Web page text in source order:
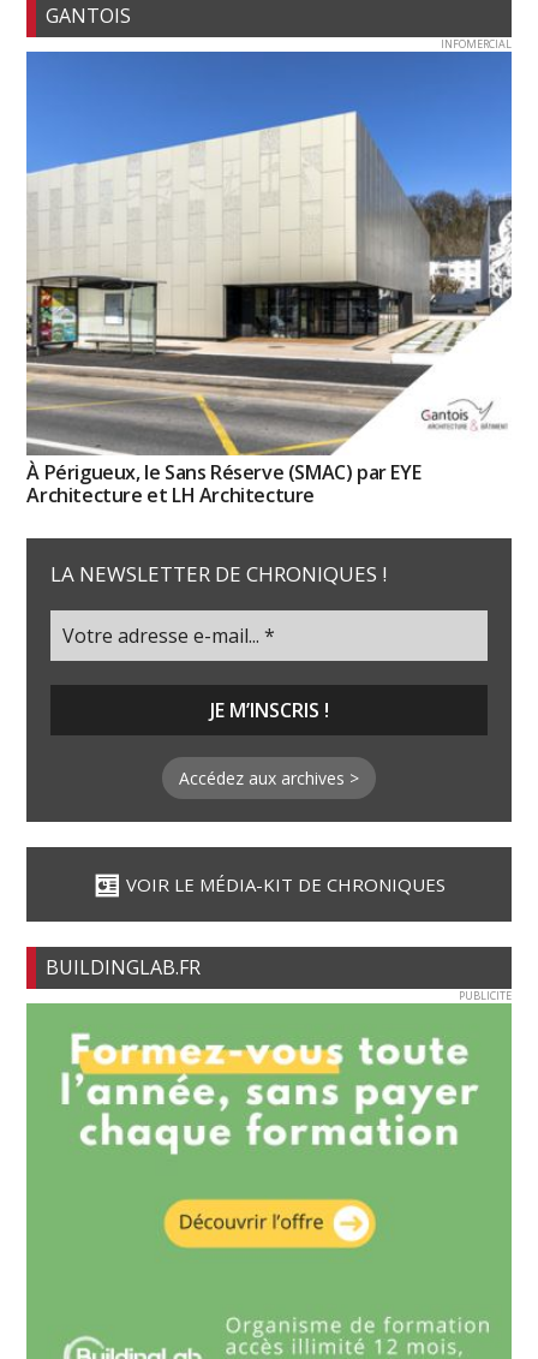
GANTOIS
INFOMERCIAL
À Périgueux, le Sans Réserve (SMAC) par EYE
Architecture et LH Architecture
LA NEWSLETTER DE CHRONIQUES !
Accédez aux archives >
VOIR LE MÉDIA-KIT DE CHRONIQUES
BUILDINGLAB.FR
PUBLICITE